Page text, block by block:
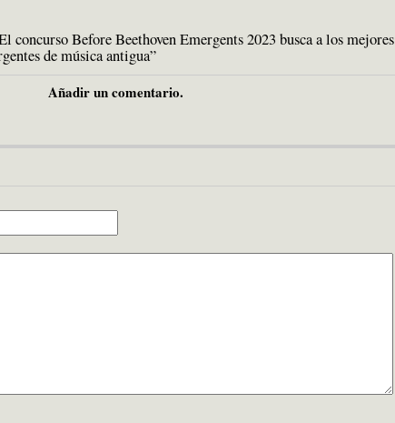
concurso Before Beethoven Emergents 2023 busca a los mejores
de música antigua”
Añadir un comentario.